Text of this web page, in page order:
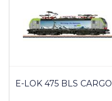
E-LOK 475 BLS CARGO